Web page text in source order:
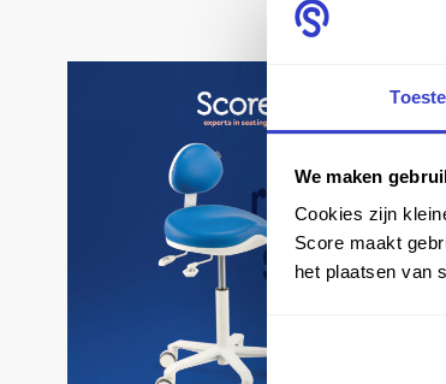
We maken
Cookies zijn
Score maakt
het plaatsen van